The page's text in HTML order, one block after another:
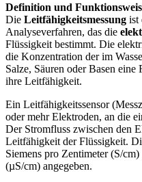
Definition und
Die Leitfähigkeitsmessung ist
Analyseverfahren, das die
Flüssigkeit bestimmt. Die
die Konzentration der im
Salze, Säuren oder Basen
ihre Leitfähigkeit.
Ein Leitfähigkeitssensor
oder mehr Elektroden, an die
Der Stromfluss zwischen den
Leitfähigkeit der Flüssigkeit.
Siemens pro Zentimeter (S/
(µS/cm) angegeben.